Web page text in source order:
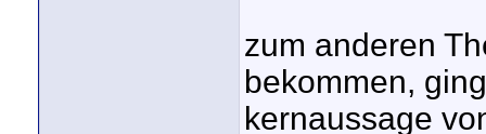
zum anderen
bekommen,
kernaussage